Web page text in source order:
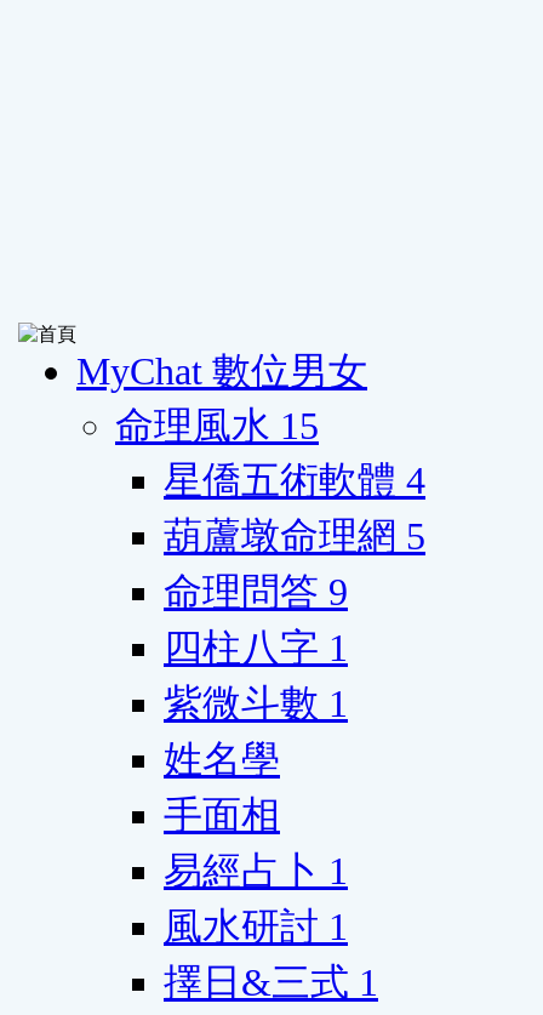
MyChat 數位男女
命理風水 15
星僑五術軟體 4
葫蘆墩命理網 5
命理問答 9
四柱八字 1
紫微斗數 1
姓名學
手面相
易經占卜 1
風水研討 1
擇日&三式 1